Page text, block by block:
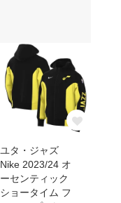
ユタ・ジャズ
Nike 2023/24 オ
ーセンティック
ショータイム フ